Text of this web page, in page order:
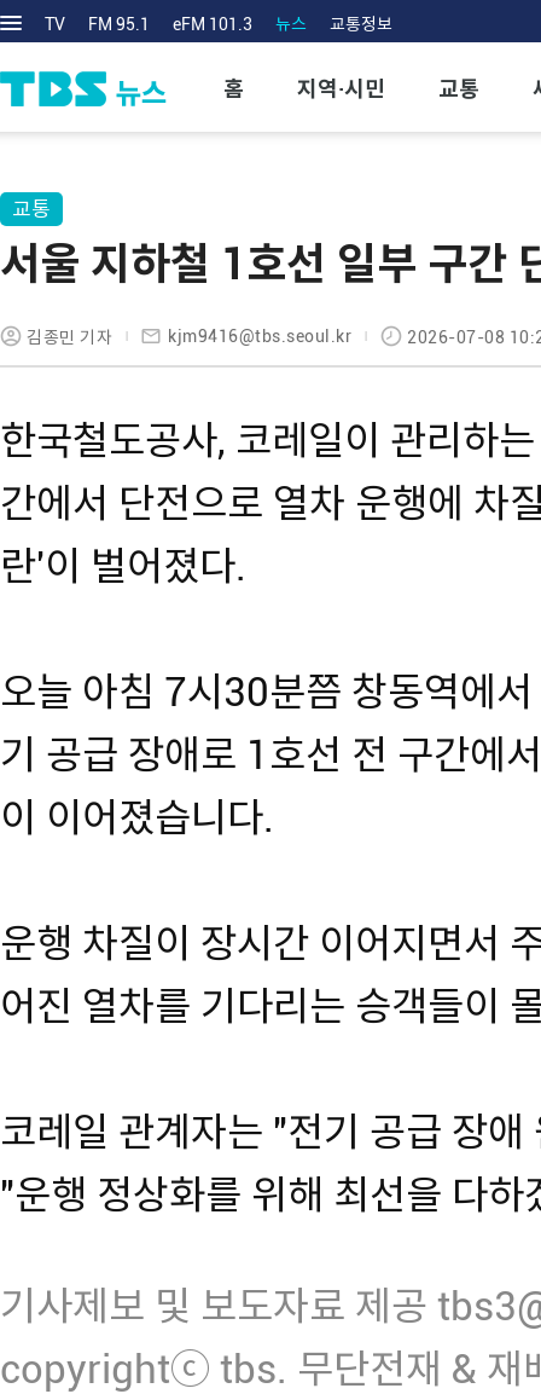
TV FM 95.1 eFM 101.3 뉴스 교통정보
홈 지역·시민 교통
교통
서울 지하철 1호선 일부 구간
김종민 기자 kjm9416@tbs.seoul.kr 2026-07-08
한국철도공사, 코레일이 관리하
간에서 단전으로 열차 운행에 차
란'이 벌어졌다.
오늘 아침 7시30분쯤 창동역에
기 공급 장애로 1호선 전 구간에
이 이어졌습니다.
운행 차질이 장시간 이어지면서
어진 열차를 기다리는 승객들이
코레일 관계자는 "전기 공급 장
"운행 정상화를 위해 최선을 다
기사제보 및 보도자료 제공
copyrightⓒ tbs. 무단전재 & 재